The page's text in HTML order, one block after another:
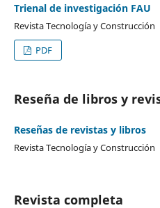
Trienal de investigación FAU
Revista Tecnología y Construcción
PDF
Reseña de libros y
Reseñas de revistas y libros
Revista Tecnología y Construcción
Revista completa